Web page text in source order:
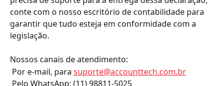
conte com o nosso escritório de contabilidade para
garantir que tudo esteja em conformidade com a
legislação.
Nossos canais de atendimento:
Por e-mail, para suporte@accounttech.com.br
Pelo WhatsApp: (11) 98811-5025